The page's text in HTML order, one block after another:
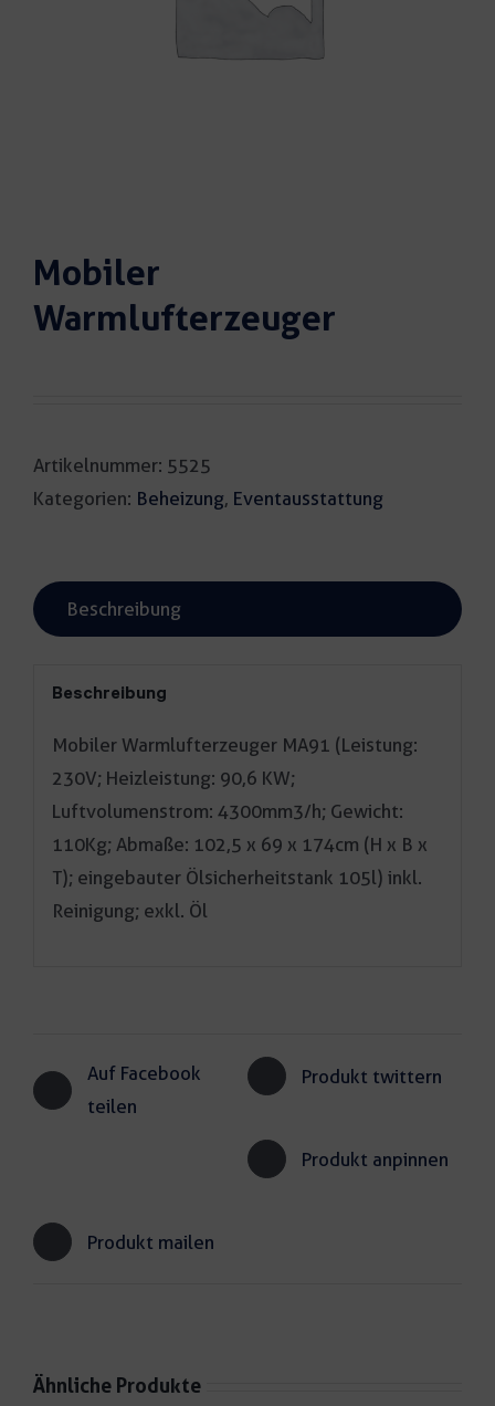
Mobiler
Warmlufterzeuger
Artikelnummer: 5525
Kategorien: Beheizung, Eventausstattung
Beschreibung
Beschreibung
Mobiler Warmlufterzeuger MA91 (Leistung:
230V; Heizleistung: 90,6 KW;
Luftvolumenstrom: 4300mm3/h; Gewicht:
110Kg; Abmaße: 102,5 x 69 x 174cm (H x B x
T); eingebauter Ölsicherheitstank 105l) inkl.
Reinigung; exkl. Öl
Auf Facebook
teilen
Produkt twittern
Produkt anpinnen
Produkt mailen
Ähnliche Produkte